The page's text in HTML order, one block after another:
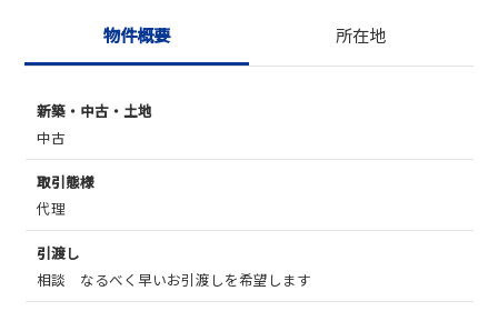
物件概要
新築・中古・土地
中古
取引態様
代理
引渡し
相談 なるべく早いお引渡しを希望します
所在地